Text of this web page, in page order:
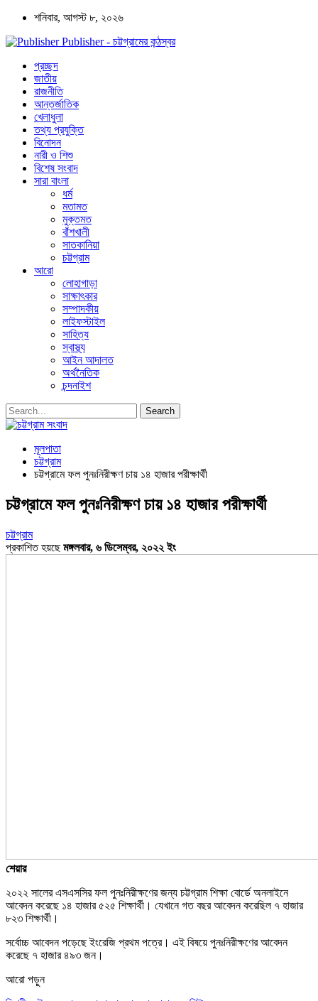
শনিবার, আগস্ট ৮, ২০২৬
Publisher - চট্টগ্রামের কন্ঠস্বর
প্রচ্ছদ
জাতীয়
রাজনীতি
আন্তর্জাতিক
খেলাধুলা
তথ্য প্রযুক্তি
বিনোদন
নারী ও শিশু
বিশেষ সংবাদ
সারা বাংলা
ধর্ম
মতামত
মুক্তমত
বাঁশখালী
সাতকানিয়া
চট্টগ্রাম
আরো
লোহাগাড়া
সাক্ষাৎকার
সম্পাদকীয়
লাইফস্টাইল
সাহিত্য
স্বাস্থ্য
আইন আদালত
অর্থনৈতিক
চন্দনাইশ
মূলপাতা
চট্টগ্রাম
চট্টগ্রামে ফল পুনঃনিরীক্ষণ চায় ১৪ হাজার পরীক্ষার্থী
চট্টগ্রামে ফল পুনঃনিরীক্ষণ চায় ১৪ হাজার পরীক্ষার্থী
চট্টগ্রাম
প্রকাশিত হয়ছেমঙ্গলবার, ৬ ডিসেম্বর, ২০২২ ইং
শেয়ার
২০২২ সালের এসএসসির ফল পুনঃনিরীক্ষণের জন্য চট্টগ্রাম শিক্ষা বোর্ডে অনলাইনে
আবেদন করেছে ১৪ হাজার ৫২৫ শিক্ষার্থী। যেখানে গত বছর আবেদন করেছিল ৭ হাজার
৮২৩ শিক্ষার্থী।
সর্বোচ্চ আবেদন পড়েছে ইংরেজি প্রথম পত্রে। এই বিষয়ে পুনঃনিরীক্ষণের আবেদন
করেছে ৭ হাজার ৪৯৩ জন।
আরো পড়ুন